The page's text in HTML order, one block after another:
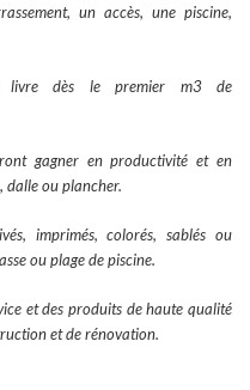
un accès, une piscine,
dès le premier m3 de
gagner en productivité et en
ou plancher.
imprimés, colorés, sablés ou
ou plage de piscine.
et des produits de haute qualité
et de rénovation.